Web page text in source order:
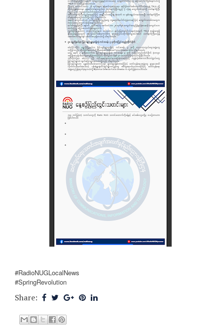
#RadioNUGLocalNews
#SpringRevolution
Share: